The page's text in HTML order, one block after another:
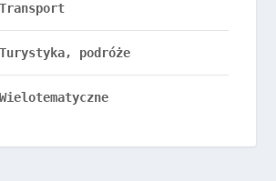
podróże